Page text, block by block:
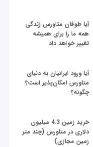
آیا طوفان متاورس زندگی
همه ما را برای همیشه
تغییر خواهد داد
آیا ورود ایرانیان به دنیای
متاورس امکان‌پذیر است؟
چگونه؟
خرید زمین 4.3 میلیون
دلاری در متاورس (چند متر
زمین مجازی)